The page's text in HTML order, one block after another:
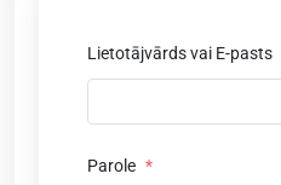
Lietotājvārds vai E-pasts
Parole *